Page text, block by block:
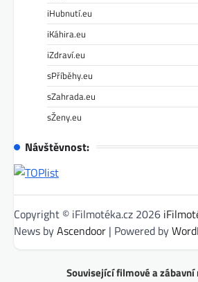
iHubnutí.eu
iKáhira.eu
iZdraví.eu
sPříběhy.eu
sZahrada.eu
sŽeny.eu
Návštěvnost:
Copyright © iFilmotéka.cz 2026
News byAscendoor | Powered by
Související filmové a